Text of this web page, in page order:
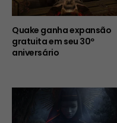
Quake ganha expansão
gratuita em seu 30º
aniversário